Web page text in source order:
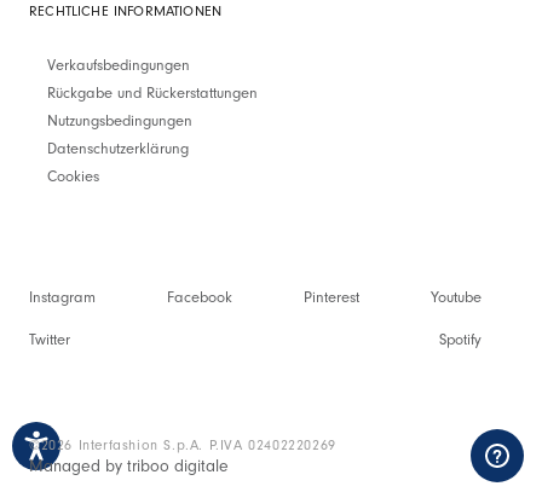
RECHTLICHE INFORMATIONEN
Verkaufsbedingungen
Rückgabe und Rückerstattungen
Nutzungsbedingungen
Datenschutzerklärung
Cookies
Instagram Facebook Pinterest Youtube
Twitter Spotify
©2026 Interfashion S.p.A. P.IVA 02402220269
Managed by triboo digitale